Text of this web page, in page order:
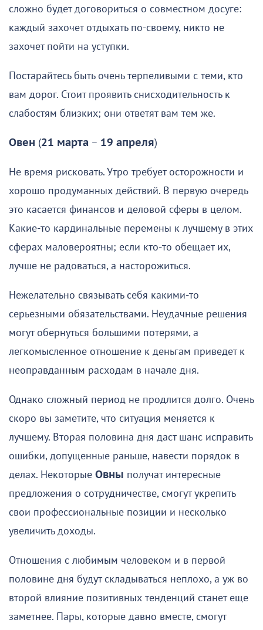
сложно будет договориться о совместном досуге:
каждый захочет отдыхать по-своему, никто не
захочет пойти на уступки.
Постарайтесь быть очень терпеливыми с теми, кто
вам дорог. Стоит проявить снисходительность к
слабостям близких; они ответят вам тем же.
Овен (21 марта – 19 апреля)
Не время рисковать. Утро требует осторожности и
хорошо продуманных действий. В первую очередь
это касается финансов и деловой сферы в целом.
Какие-то кардинальные перемены к лучшему в этих
сферах маловероятны; если кто-то обещает их,
лучше не радоваться, а насторожиться.
Нежелательно связывать себя какими-то
серьезными обязательствами. Неудачные решения
могут обернуться большими потерями, а
легкомысленное отношение к деньгам приведет к
неоправданным расходам в начале дня.
Однако сложный период не продлится долго. Очень
скоро вы заметите, что ситуация меняется к
лучшему. Вторая половина дня даст шанс исправить
ошибки, допущенные раньше, навести порядок в
делах. Некоторые Овны получат интересные
предложения о сотрудничестве, смогут укрепить
свои профессиональные позиции и несколько
увеличить доходы.
Отношения с любимым человеком и в первой
половине дня будут складываться неплохо, а уж во
второй влияние позитивных тенденций станет еще
заметнее. Пары, которые давно вместе, смогут